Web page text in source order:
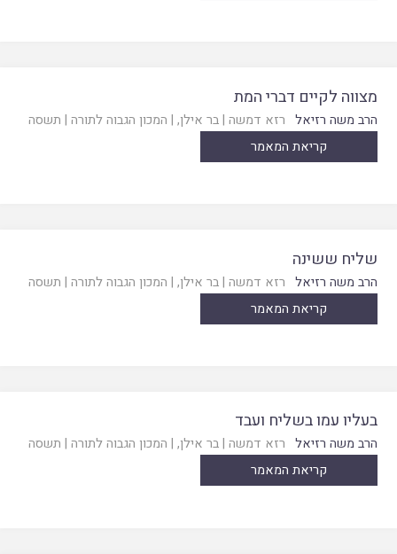
מצווה לקיים דברי המת
הרב משה רזיאל רזא דמשה |בר אילן, | המכון הגבוה לתורה | תשסה
קריאת המאמר
שליח ששינה
הרב משה רזיאל רזא דמשה |בר אילן, | המכון הגבוה לתורה | תשסה
קריאת המאמר
בעליו עמו בשליח ועבד
הרב משה רזיאל רזא דמשה |בר אילן, | המכון הגבוה לתורה | תשסה
קריאת המאמר